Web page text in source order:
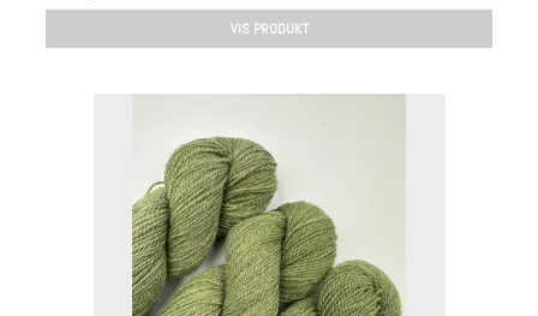
VIS PRODUKT